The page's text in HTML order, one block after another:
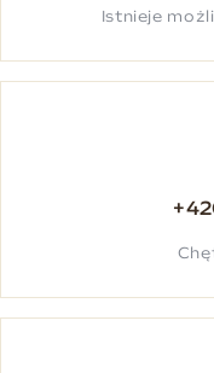
Istnieje